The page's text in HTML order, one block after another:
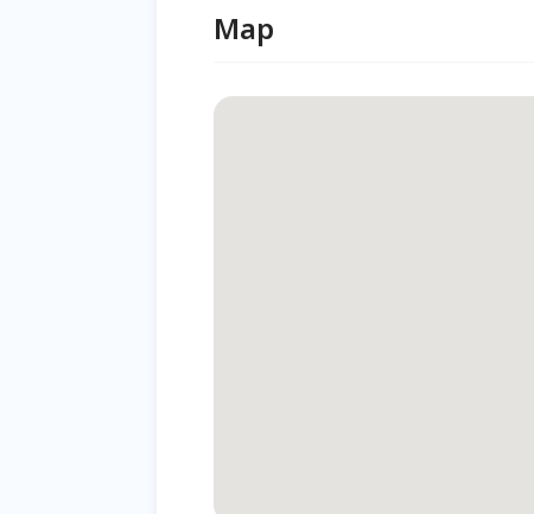
Map